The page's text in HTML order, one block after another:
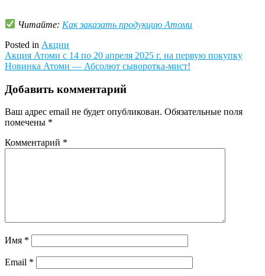
Читайте: Как заказать продукцию Атоми
Posted in Акции
Навигация
по
записям
Акция Атоми с 14 по 20 апреля 2025 г. на первую покупку
Новинка Атоми — Абсолют сыворотка-мист!
Добавить комментарий
Ваш адрес email не будет опубликован. Обязательные поля
помечены *
Комментарий *
Имя *
Email *